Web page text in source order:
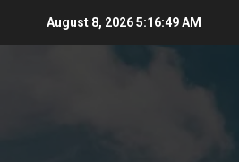
August 8, 20265:16:50 AM